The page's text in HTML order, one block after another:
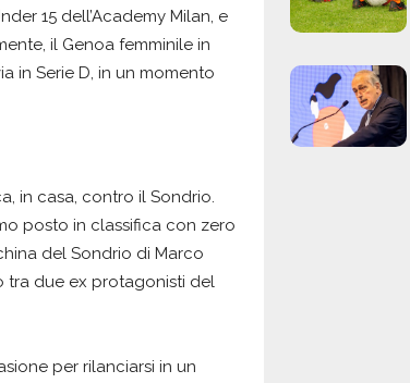
15 dell’Academy Milan, e
il Genoa femminile in
in Serie D, in un momento
in casa, contro il Sondrio.
posto in classifica con zero
del Sondrio di Marco
tra due ex protagonisti del
per rilanciarsi in un